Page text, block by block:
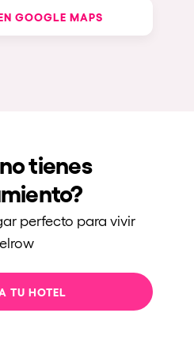
GOOGLE MAPS
tienes
perfecto para vivir
elrow
TU HOTEL